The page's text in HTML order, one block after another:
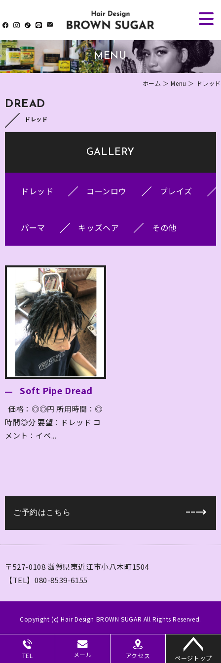
MENU
ホーム ＞ Menu ＞ ドレッド
DREAD
ドレッド
GALLERY
ドレッド コーンロウ ブレイズ
パーマ キッズヘア その他
Soft Pipe Dread
価格：◎◎円 所用時間：◎
時間◎分 要望：ドレッド コ
メント：イベ...
ご予約はこちら
TEL メール アクセス ページトップ
〒527-0108 滋賀県東近江市小八木町1504
【TEL】080-8539-6155
Copyright (c) Hair Design BROWN SUGAR All Rights Reserved.